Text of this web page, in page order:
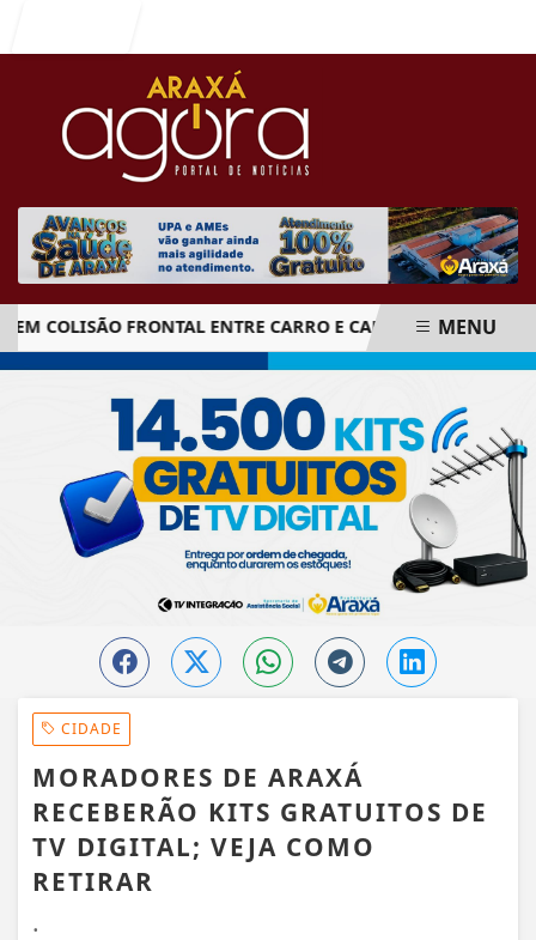
COLISÃO FRONTAL ENTRE CARRO E CAMINHÃO NA BR-262
EM ALTA
MENU
CIDADE
MORADORES DE ARAXÁ
RECEBERÃO KITS GRATUITOS DE
TV DIGITAL; VEJA COMO
RETIRAR
.